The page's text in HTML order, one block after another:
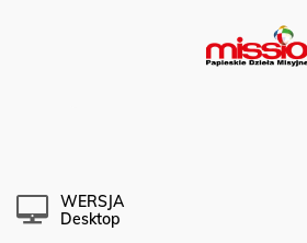
WERSJA
Desktop